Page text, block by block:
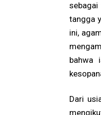
sebagai
tangga
ini,
bahwa
Dari